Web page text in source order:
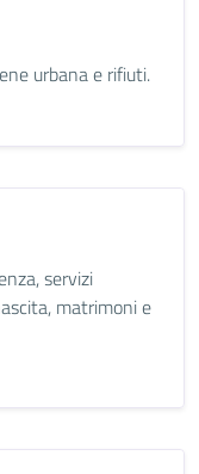
urbana e rifiuti.
servizi
matrimoni e